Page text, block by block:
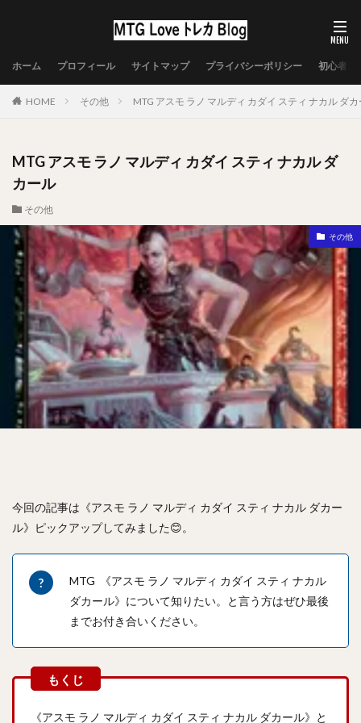
ホーム プロフィール サイトマップ プライバシーポリシー 初心者向
HOME その他 MTG アスモ ラノ マルディ カダイ スティ ナカル ダ
MTG アスモ ラノ マルディ カダイ スティ ナカル ダ
カール
その他
その他
今回の記事は《アスモ ラノ マルディ カダイ スティ ナカル ダカー
ル》ピックアップしてみました😊。
MTG 《アスモ ラノ マルディ カダイ スティ ナカル
ダカール》について知りたい。と言う方はぜひ最後
までお付き合いください。
《アスモ ラノ マルディ カダイ スティ ナカル ダカール》と